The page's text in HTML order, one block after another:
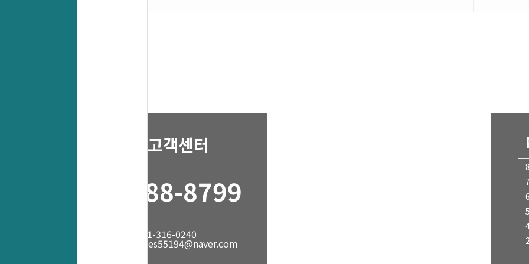
고객센터
1688-8799
fax. 031-316-0240
mail. yes55194@naver.com